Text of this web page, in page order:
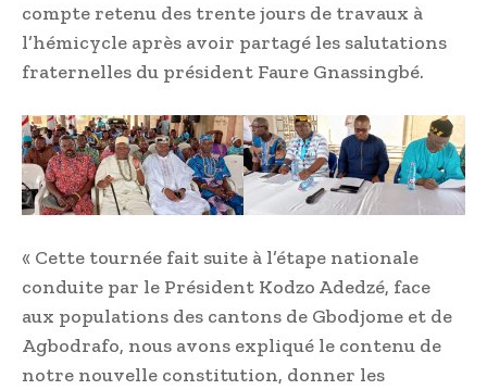
compte retenu des trente jours de travaux à
l’hémicycle après avoir partagé les salutations
fraternelles du président Faure Gnassingbé.
« Cette tournée fait suite à l’étape nationale
conduite par le Président Kodzo Adedzé, face
aux populations des cantons de Gbodjome et de
Agbodrafo, nous avons expliqué le contenu de
notre nouvelle constitution, donner les